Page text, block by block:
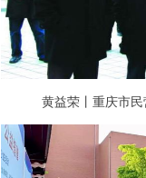
黄益荣丨重庆市